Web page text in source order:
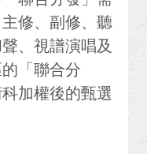
修、副修、聽
、視譜演唱及
「聯合分
加權後的甄選